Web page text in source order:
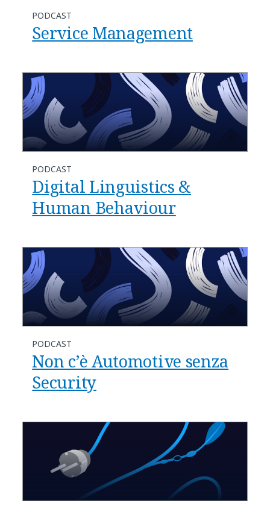
PODCAST
Service Management
PODCAST
Digital Linguistics &
Human Behaviour
PODCAST
Non c’è Automotive senza
Security